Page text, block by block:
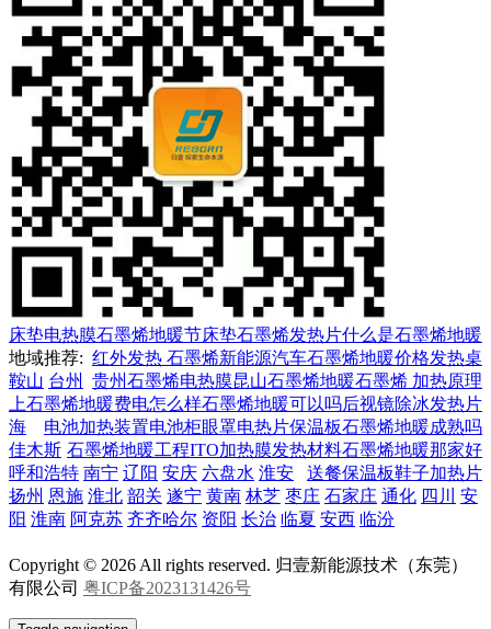
什么是石墨烯地暖
床垫石墨烯发热片
石墨烯地暖节
床垫电热膜
发热桌
石墨烯地暖价格
新能源汽车
红外发热 石墨烯
石墨烯 加热原理
昆山石墨烯地暖
贵州石墨烯电热膜
后视镜除冰发热片
石墨烯地暖可以吗
石墨烯地暖费电怎么样
石墨烯地暖成熟吗
保温板
眼罩电热片
电池柜
电池加热装置
石墨烯地暖那家好
发热材料
ITO加热膜
石墨烯地暖工程
鞋子加热片
送餐保温板
地域推荐:
鞍山 台州
上
海
佳木斯
呼和浩特 南宁 辽阳 安庆 六盘水 淮安
扬州 恩施 淮北 韶关 遂宁 黄南 林芝 枣庄 石家庄 通化 四川 安
阳 淮南 阿克苏 齐齐哈尔 资阳 长治 临夏 安西 临汾
Copyright © 2026 All rights reserved. 归壹新能源技术（东莞）
有限公司 粤ICP备2023131426号